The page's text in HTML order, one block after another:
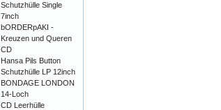
Schutzhülle Single
7inch
bORDERpAKI -
Kreuzen und Queren
CD
Hansa Pils Button
Schutzhülle LP 12inch
BONDAGE LONDON
14-Loch
CD Leerhülle